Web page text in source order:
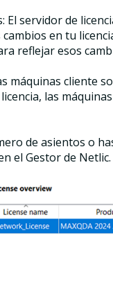
El servidor de
cambios en tu
reflejar esos
máquinas cliente
las
de asientos o
el Gestor de Netlic.